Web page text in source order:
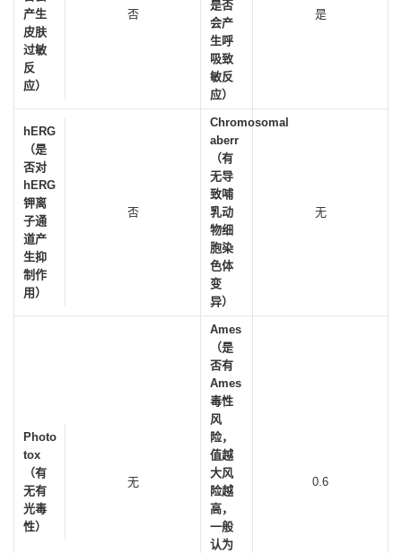
产生
皮肤
过敏
反
应）
否
是否
会产
生呼
吸致
敏反
应）
是
hERG
（是
否对
hERG
钾离
子通
道产
生抑
制作
用）
否
Chromosomal
aberr
（有
无导
致哺
乳动
物细
胞染
色体
变
异）
无
Photo
tox
（有
无有
光毒
性）
无
Ames
（是
否有
Ames
毒性
风
险，
值越
大风
险越
高，
一般
认为
0.6